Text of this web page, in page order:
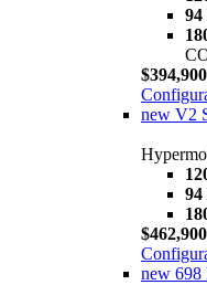
94
new V2
94
new 698